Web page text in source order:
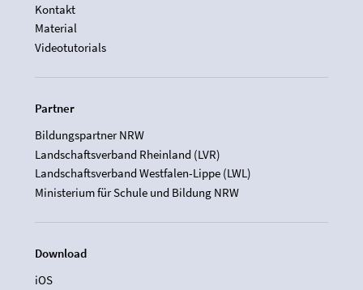
Kontakt
Material
Videotutorials
Partner
Bildungspartner NRW
Landschaftsverband Rheinland (LVR)
Landschaftsverband Westfalen-Lippe (LWL)
Ministerium für Schule und Bildung NRW
Download
iOS